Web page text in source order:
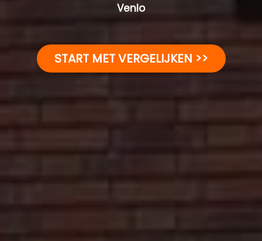
Venlo
START MET VERGELIJKEN >>